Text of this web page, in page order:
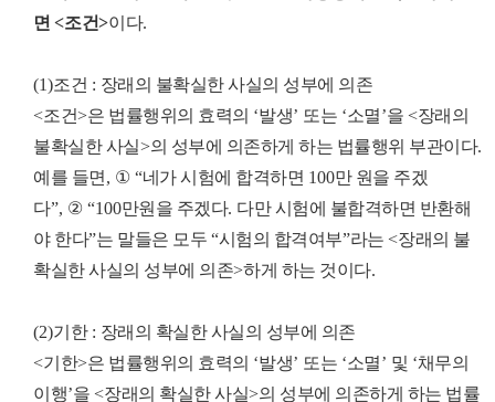
면 <조건>이다.
(1)조건 : 장래의 불확실한 사실의 성부에 의존
<조건>은 법률행위의 효력의 ‘발생’ 또는 ‘소멸’을 <장래의
불확실한 사실>의 성부에 의존하게 하는 법률행위 부관이다.
예를 들면 , ① “네가 시험에 합격하면 100만 원을 주겠
다”, ② “100만원을 주겠다. 다만 시험에 불합격하면 반환해
야 한다”는 말들은 모두 “시험의 합격여부”라는 <장래의 불
확실한 사실의 성부에 의존>하게 하는 것이다.
(2)기한 : 장래의 확실한 사실의 성부에 의존
<기한>은 법률행위의 효력의 ‘발생’ 또는 ‘소멸’ 및 ‘채무의
이행’을 <장래의 확실한 사실>의 성부에 의존하게 하는 법률